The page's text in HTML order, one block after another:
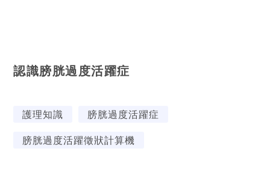
認識膀胱過度活躍症
護理知識
膀胱過度活躍症
膀胱過度活躍徵狀計算機